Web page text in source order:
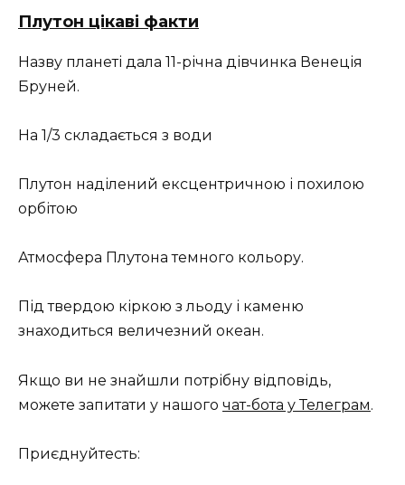
Плутон цікаві факти
Назву планеті дала 11-річна дівчинка Венеція
Бруней.
На 1/3 складається з води
Плутон наділений ексцентричною і похилою
орбітою
Атмосфера Плутона темного кольору.
Під твердою кіркою з льоду і каменю
знаходиться величезний океан.
Якщо ви не знайшли потрібну відповідь,
можете запитати у нашого чат-бота у Телеграм.
Приєднуйтесть: